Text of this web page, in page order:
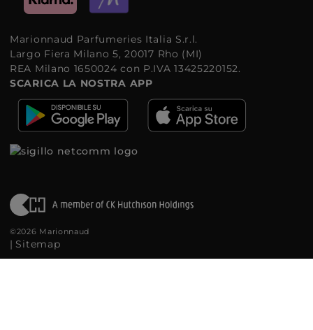
Marionnaud Parfumeries Italia S.r.l.
Largo Fiera Milano 5, 20017 Rho (MI)
REA Milano 1650024 con P.IVA 13425220152.
SCARICA LA NOSTRA APP
©2026 Marionnaud
| Sitemap